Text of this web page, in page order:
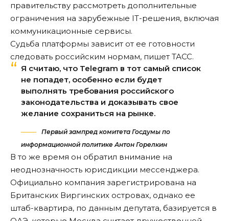
правительству рассмотреть дополнительные
ограничения на зарубежные IT-решения, включая
коммуникационные сервисы.
Судьба платформы зависит от ее готовности
следовать российским нормам, пишет ТАСС.
Я считаю, что Telegram в тот самый список
не попадет, особенно если будет
выполнять требования российского
законодательства и доказывать свое
желание сохраниться на рынке.
Первый зампред комитета Госдумы по
информационной политике Антон Горелкин
В то же время он обратил внимание на
неоднозначность юрисдикции мессенджера.
Официально компания зарегистрирована на
Британских Виргинских островах, однако ее
штаб-квартира, по данным депутата, базируется в